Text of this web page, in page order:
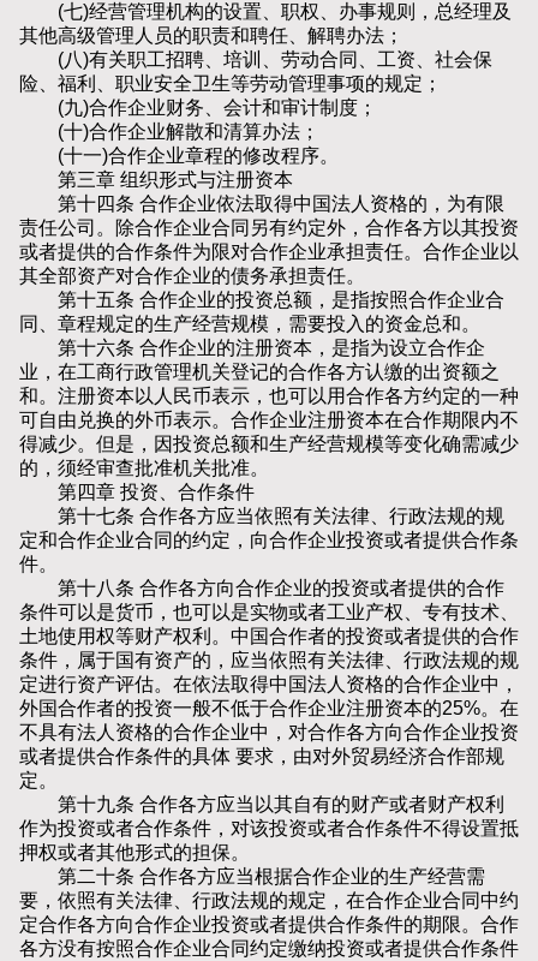
(七)经营管理机构的设置、职权、办事规则，总经理及
其他高级管理人员的职责和聘任、解聘办法；
(八)有关职工招聘、培训、劳动合同、工资、社会保
险、福利、职业安全卫生等劳动管理事项的规定；
(九)合作企业财务、会计和审计制度；
(十)合作企业解散和清算办法；
(十一)合作企业章程的修改程序。
第三章 组织形式与注册资本
第十四条 合作企业依法取得中国法人资格的，为有限
责任公司。除合作企业合同另有约定外，合作各方以其投资
或者提供的合作条件为限对合作企业承担责任。合作企业以
其全部资产对合作企业的债务承担责任。
第十五条 合作企业的投资总额，是指按照合作企业合
同、章程规定的生产经营规模，需要投入的资金总和。
第十六条 合作企业的注册资本，是指为设立合作企
业，在工商行政管理机关登记的合作各方认缴的出资额之
和。注册资本以人民币表示，也可以用合作各方约定的一种
可自由兑换的外币表示。合作企业注册资本在合作期限内不
得减少。但是，因投资总额和生产经营规模等变化确需减少
的，须经审查批准机关批准。
第四章 投资、合作条件
第十七条 合作各方应当依照有关法律、行政法规的规
定和合作企业合同的约定，向合作企业投资或者提供合作条
件。
第十八条 合作各方向合作企业的投资或者提供的合作
条件可以是货币，也可以是实物或者工业产权、专有技术、
土地使用权等财产权利。中国合作者的投资或者提供的合作
条件，属于国有资产的，应当依照有关法律、行政法规的规
定进行资产评估。在依法取得中国法人资格的合作企业中，
外国合作者的投资一般不低于合作企业注册资本的25%。在
不具有法人资格的合作企业中，对合作各方向合作企业投资
或者提供合作条件的具体 要求，由对外贸易经济合作部规
定。
第十九条 合作各方应当以其自有的财产或者财产权利
作为投资或者合作条件，对该投资或者合作条件不得设置抵
押权或者其他形式的担保。
第二十条 合作各方应当根据合作企业的生产经营需
要，依照有关法律、行政法规的规定，在合作企业合同中约
定合作各方向合作企业投资或者提供合作条件的期限。合作
各方没有按照合作企业合同约定缴纳投资或者提供合作条件